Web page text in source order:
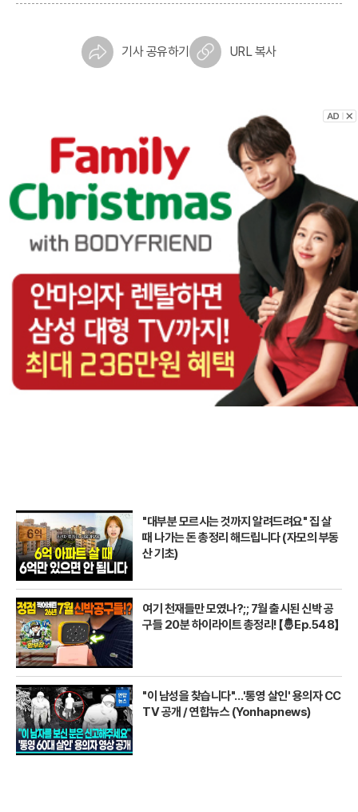
기사 공유하기 URL 복사
"대부분 모르시는 것까지 알려드려요" 집 살
때 나가는 돈 총정리 해드립니다 (자모의 부동
산 기초)
여기 천재들만 모였나?;; 7월 출시된 신박 공
구들 20분 하이라이트 총정리! 【🤴Ep.548】
"이 남성을 찾습니다"…'통영 살인' 용의자 CC
TV 공개 / 연합뉴스 (Yonhapnews)